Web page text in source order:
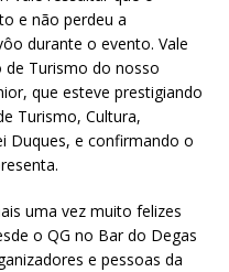
e não perdeu a
durante o evento. Vale
de Turismo do nosso
que esteve prestigiando
Turismo, Cultura,
Duques, e confirmando o
uma vez muito felizes
o QG no Bar do Degas
e pessoas da